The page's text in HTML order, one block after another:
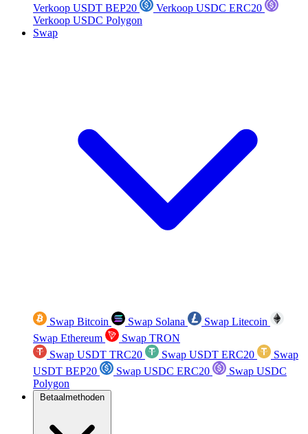
Verkoop USDT BEP20
Verkoop USDC ERC20
Verkoop USDC Polygon
Swap
Swap Bitcoin Swap Solana
Swap Litecoin
Swap Ethereum
Swap TRON
Swap USDT TRC20
Swap USDT ERC20
Swap
USDT BEP20
Swap USDC ERC20
Swap USDC
Polygon
Betaalmethoden